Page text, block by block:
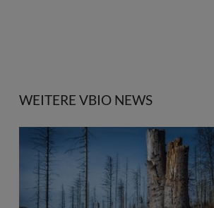
WEITERE VBIO NEWS